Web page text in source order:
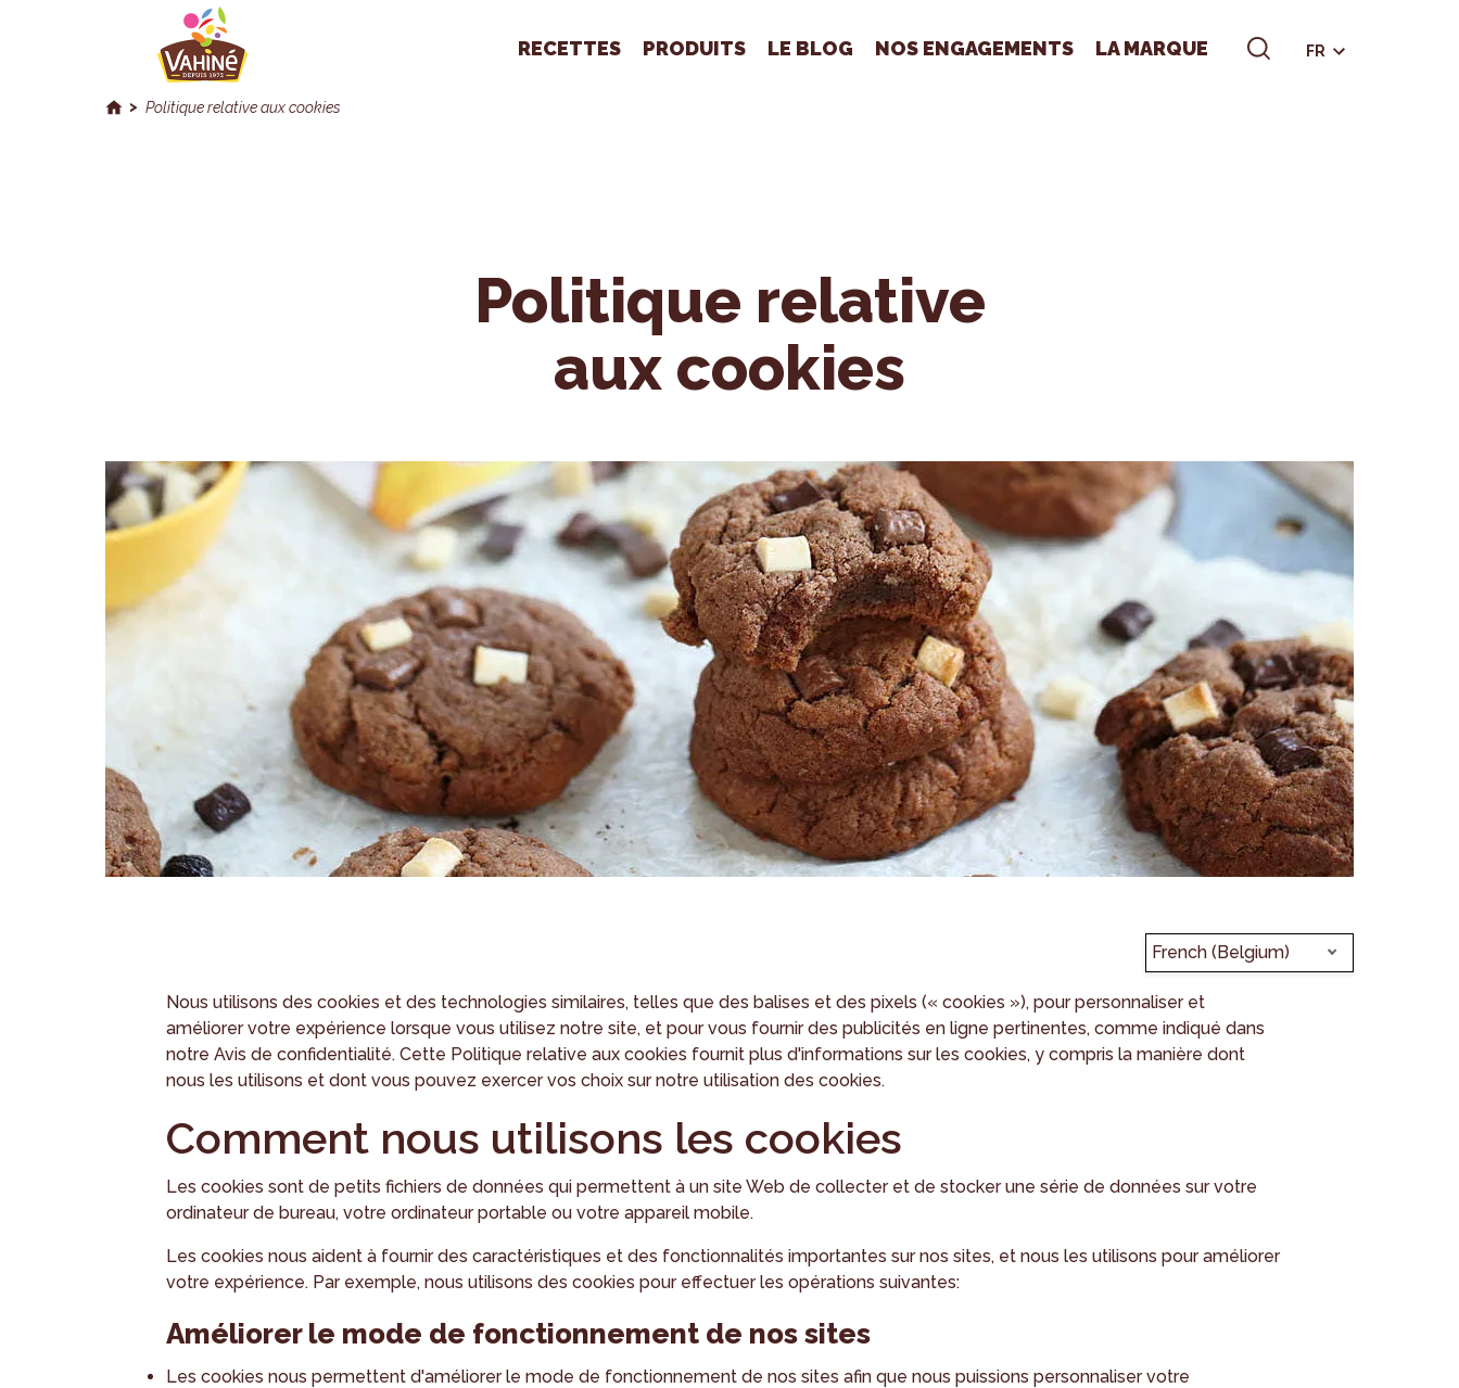
RECETTES PRODUITS LE BLOG NOS ENGAGEMENTS LA MARQUE FR
Politique relative aux cookies
Politique relative
aux cookies
French (Belgium)
Nous utilisons des cookies et des technologies similaires, telles que des balises et des pixels (« cookies »), pour personnaliser et
améliorer votre expérience lorsque vous utilisez notre site, et pour vous fournir des publicités en ligne pertinentes, comme indiqué dans
notre Avis de confidentialité. Cette Politique relative aux cookies fournit plus d'informations sur les cookies, y compris la manière dont
nous les utilisons et dont vous pouvez exercer vos choix sur notre utilisation des cookies.
Comment nous utilisons les cookies
Les cookies sont de petits fichiers de données qui permettent à un site Web de collecter et de stocker une série de données sur votre
ordinateur de bureau, votre ordinateur portable ou votre appareil mobile.
Les cookies nous aident à fournir des caractéristiques et des fonctionnalités importantes sur nos sites, et nous les utilisons pour améliorer
votre expérience. Par exemple, nous utilisons des cookies pour effectuer les opérations suivantes:
Améliorer le mode de fonctionnement de nos sites
Les cookies nous permettent d'améliorer le mode de fonctionnement de nos sites afin que nous puissions personnaliser votre